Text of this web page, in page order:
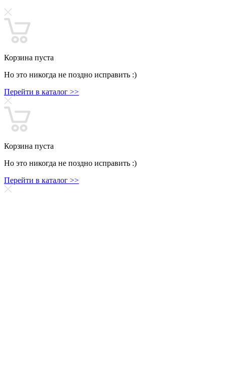
Корзина пуста
Но это никогда не поздно исправить :)
Перейти в каталог >>
Корзина пуста
Но это никогда не поздно исправить :)
Перейти в каталог >>